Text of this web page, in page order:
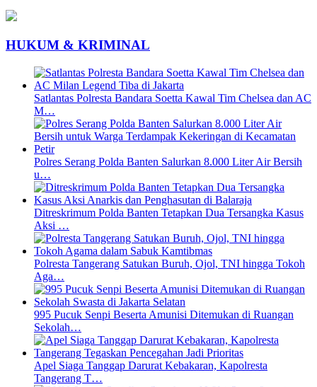
HUKUM & KRIMINAL
Satlantas Polresta Bandara Soetta Kawal Tim Chelsea dan AC
M…
Polres Serang Polda Banten Salurkan 8.000 Liter Air Bersih
u…
Ditreskrimum Polda Banten Tetapkan Dua Tersangka Kasus
Aksi …
Polresta Tangerang Satukan Buruh, Ojol, TNI hingga Tokoh
Aga…
995 Pucuk Senpi Beserta Amunisi Ditemukan di Ruangan
Sekolah…
Apel Siaga Tanggap Darurat Kebakaran, Kapolresta
Tangerang T…